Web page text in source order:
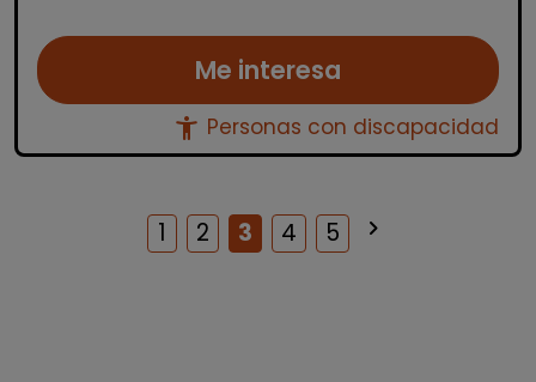
Me interesa
accessibility_new Personas con discapacidad
1 2 3 4 5 keyboard_arrow_right